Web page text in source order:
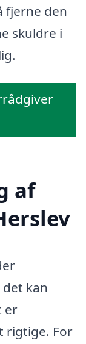
fjerne den
skuldre i
af
kan
er
rigtige. For